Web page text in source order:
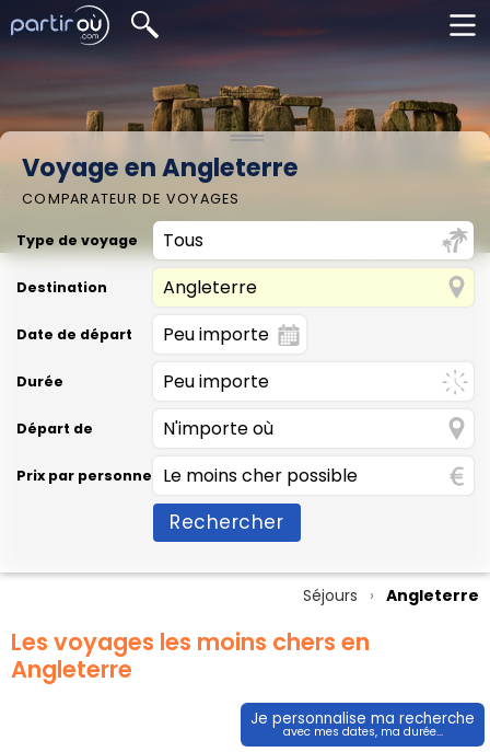
Voyage en Angleterre
COMPARATEUR DE VOYAGES
Type de voyage
Destination
Date de départ
Durée
Départ de
Prix par personne
Rechercher
Séjours Angleterre
Les voyages les moins chers en
Angleterre
Je personnalise ma recherche
avec mes dates, ma durée...